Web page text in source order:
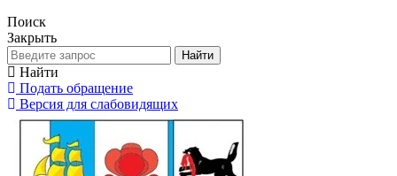
Поиск
Закрыть
Найти
Найти
Подать обращение
Версия для слабовидящих